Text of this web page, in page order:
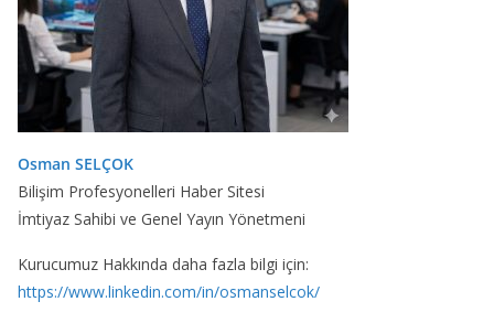
Osman SELÇOK
Bilişim Profesyonelleri Haber Sitesi
İmtiyaz Sahibi ve Genel Yayın Yönetmeni
Kurucumuz Hakkında daha fazla bilgi için:
https://www.linkedin.com/in/osmanselcok/